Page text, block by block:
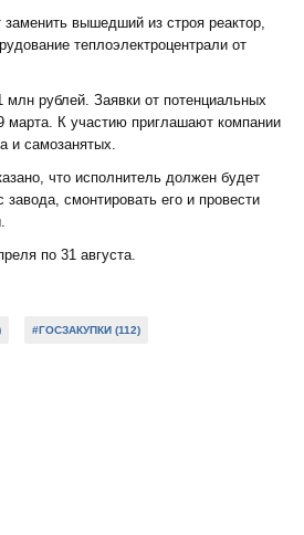
вышедший из строя реактор,
теплоэлектроцентрали от
млн рублей. Заявки от потенциальных
марта. К участию приглашают компании
и самозанятых.
что исполнитель должен будет
завода, смонтировать его и провести
по 31 августа.
#ГОСЗАКУПКИ (112)